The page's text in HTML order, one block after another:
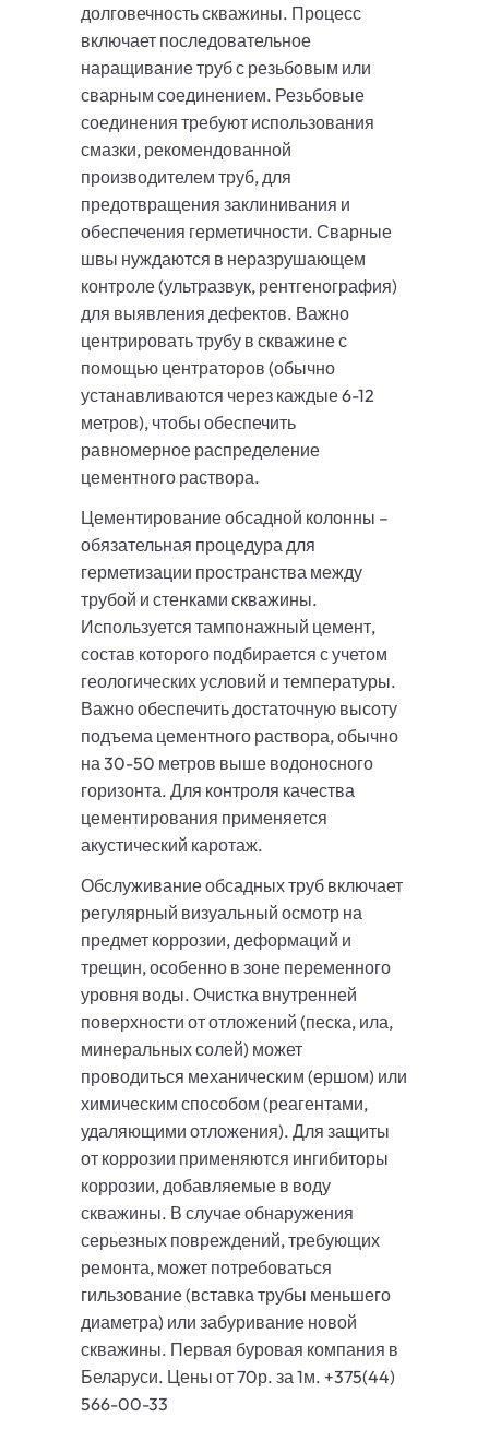
долговечность скважины. Процесс
включает последовательное
наращивание труб с резьбовым или
сварным соединением. Резьбовые
соединения требуют использования
смазки, рекомендованной
производителем труб, для
предотвращения заклинивания и
обеспечения герметичности. Сварные
швы нуждаются в неразрушающем
контроле (ультразвук, рентгенография)
для выявления дефектов. Важно
центрировать трубу в скважине с
помощью центраторов (обычно
устанавливаются через каждые 6-12
метров), чтобы обеспечить
равномерное распределение
цементного раствора.
Цементирование обсадной колонны –
обязательная процедура для
герметизации пространства между
трубой и стенками скважины.
Используется тампонажный цемент,
состав которого подбирается с учетом
геологических условий и температуры.
Важно обеспечить достаточную высоту
подъема цементного раствора, обычно
на 30-50 метров выше водоносного
горизонта. Для контроля качества
цементирования применяется
акустический каротаж.
Обслуживание обсадных труб включает
регулярный визуальный осмотр на
предмет коррозии, деформаций и
трещин, особенно в зоне переменного
уровня воды. Очистка внутренней
поверхности от отложений (песка, ила,
минеральных солей) может
проводиться механическим (ершом) или
химическим способом (реагентами,
удаляющими отложения). Для защиты
от коррозии применяются ингибиторы
коррозии, добавляемые в воду
скважины. В случае обнаружения
серьезных повреждений, требующих
ремонта, может потребоваться
гильзование (вставка трубы меньшего
диаметра) или забуривание новой
скважины. Первая буровая компания в
Беларуси. Цены от 70р. за 1м. +375(44)
566-00-33